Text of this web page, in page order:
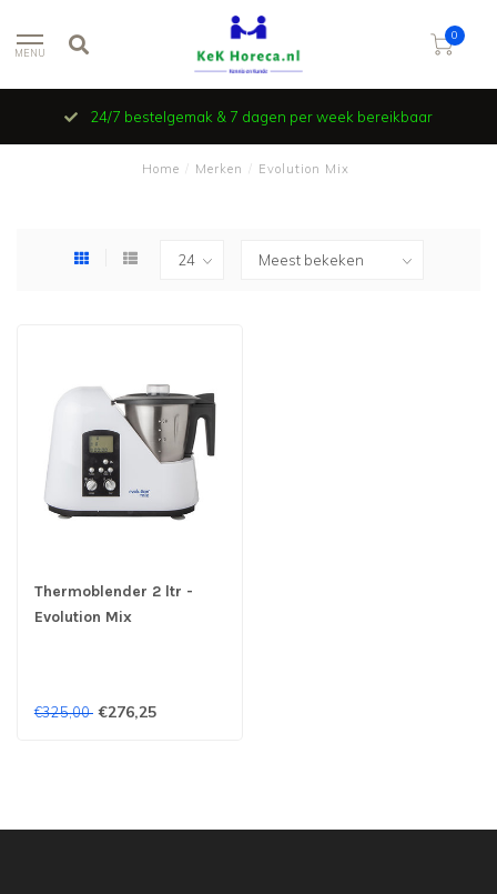
MENU
0
24/7 bestelgemak & 7 dagen per week bereikbaar
Home Merken Evolution Mix
Thermoblender 2 ltr -
Evolution Mix
€325,00 €276,25